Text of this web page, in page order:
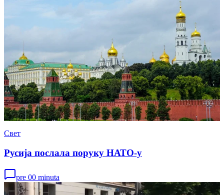
Свет
Русија послала поруку НАТО-у
pre 00 minuta